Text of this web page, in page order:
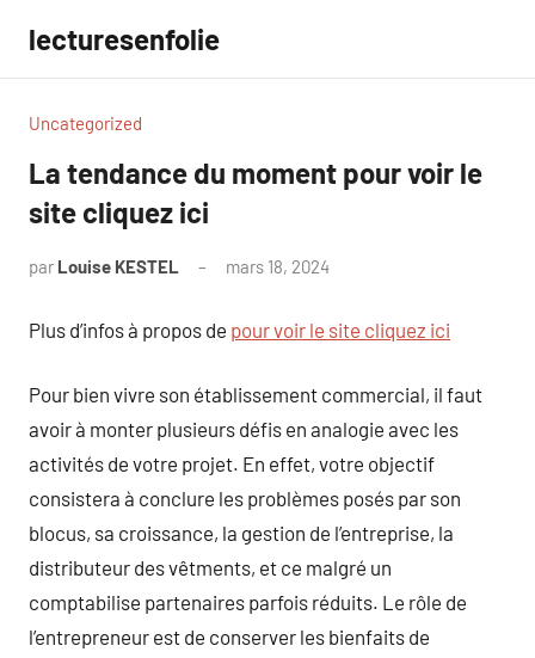
contenu
lecturesenfolie
Uncategorized
La tendance du moment pour voir le
site cliquez ici
par Louise KESTEL mars 18, 2024
Plus d’infos à propos de pour voir le site cliquez ici
Pour bien vivre son établissement commercial, il faut
avoir à monter plusieurs défis en analogie avec les
activités de votre projet. En effet, votre objectif
consistera à conclure les problèmes posés par son
blocus, sa croissance, la gestion de l’entreprise, la
distributeur des vêtments, et ce malgré un
comptabilise partenaires parfois réduits. Le rôle de
l’entrepreneur est de conserver les bienfaits de